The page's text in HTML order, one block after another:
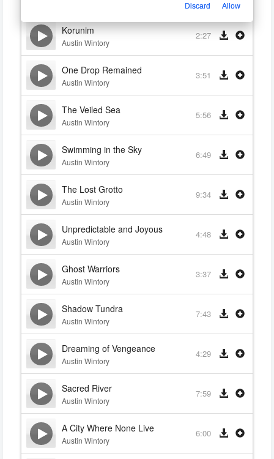
Korunim
Austin Wintory
2:27
One Drop Remained
Austin Wintory
3:51
The Veiled Sea
Austin Wintory
5:56
Swimming in the Sky
Austin Wintory
6:49
The Lost Grotto
Austin Wintory
9:34
Unpredictable and Joyous
Austin Wintory
4:48
Ghost Warriors
Austin Wintory
3:37
Shadow Tundra
Austin Wintory
7:43
Dreaming of Vengeance
Austin Wintory
4:29
Sacred River
Austin Wintory
7:59
A City Where None Live
Austin Wintory
6:00
Discard Allow